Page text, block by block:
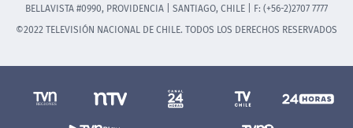
BELLAVISTA #0990, PROVIDENCIA | SANTIAGO, CHILE | F: (+56-2)2707 7777
©2022 TELEVISIÓN NACIONAL DE CHILE. TODOS LOS DERECHOS RESERVADOS